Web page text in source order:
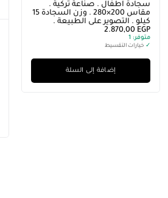
سجادة اطفال . صناعة تركية .
مقاس 200×280 . وزن السجادة 15
كيلو . التصوير على الطبيعة .
2.870,00 EGP
متوفر:
✓ خيارات التقسيط
إضافة إلى السلة